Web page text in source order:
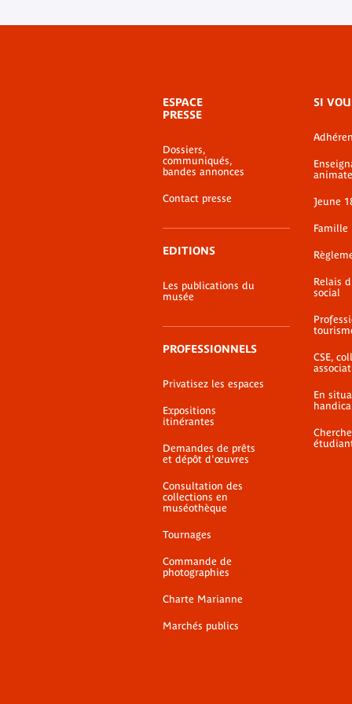
de
bas-
page
ESPACE
PRESSE
Dossiers,
communiqués,
bandes annonces
Contact presse
EDITIONS
Les publications du
musée
PROFESSIONNELS
Privatisez les espaces
Expositions
itinérantes
Demandes de prêts
et dépôt d'œuvres
Consultation des
collections en
muséothèque
Tournages
Commande de
photographies
Charte Marianne
Marchés publics
SI
Jeune
Famille
Relais
social
CSE,
En